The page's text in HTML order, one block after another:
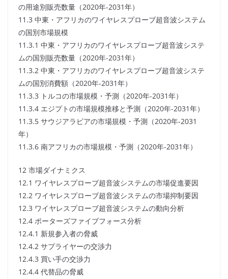
の用途別販売数量（2020年-2031年）
11.3 中東・アフリカのワイヤレスプローブ超音波システム
の国別市場規模
11.3.1 中東・アフリカのワイヤレスプローブ超音波システ
ムの国別販売数量（2020年-2031年）
11.3.2 中東・アフリカのワイヤレスプローブ超音波システ
ムの国別消費額（2020年-2031年）
11.3.3 トルコの市場規模・予測（2020年-2031年）
11.3.4 エジプトの市場規模推移と予測（2020年-2031年）
11.3.5 サウジアラビアの市場規模・予測（2020年-2031
年）
11.3.6 南アフリカの市場規模・予測（2020年-2031年）
12 市場ダイナミクス
12.1 ワイヤレスプローブ超音波システムの市場促進要因
12.2 ワイヤレスプローブ超音波システムの市場抑制要因
12.3 ワイヤレスプローブ超音波システムの動向分析
12.4 ポーターズファイブフォース分析
12.4.1 新規参入者の脅威
12.4.2 サプライヤーの交渉力
12.4.3 買い手の交渉力
12.4.4 代替品の脅威